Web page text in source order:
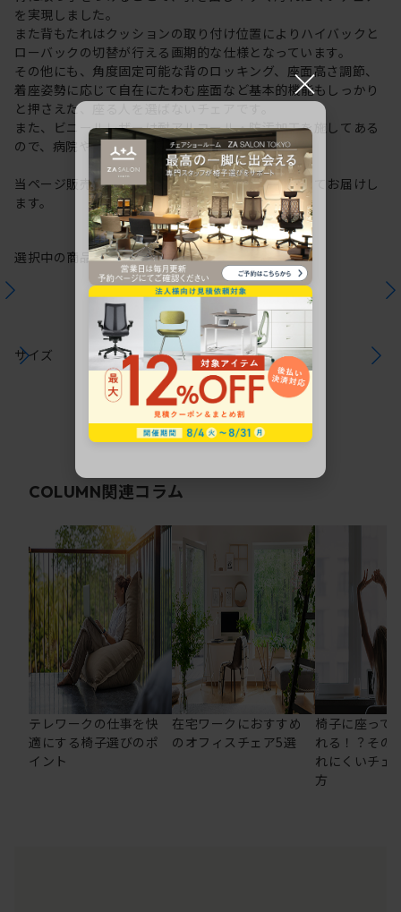
を実現しました。
また背もたれはクッションの取り付け位置によりハイバックと
ローバックの切替が行える画期的な仕様となっています。
その他にも、角度固定可能な背のロッキング、座面高さ調節、
着座姿勢に応じて自在にたわむ座面など基本的機能もしっかり
と押さえた、座る人を選ばないチェアです。
また、ビニールレザーは耐アルコール・防汚加工を施してある
ので、病院や診療所などに最適です。
当ページ販売商品は「ハイバック・ハンガー付」にてお届けし
ます。
選択中の商品情報保証注意事項
サイズ
COLUMN関連コラム
テレワークの仕事を快
適にする椅子選びのポ
イント
在宅ワークにおすすめ
のオフィスチェア5選
椅子に座って
れる！？その
れにくいチェ
方
×